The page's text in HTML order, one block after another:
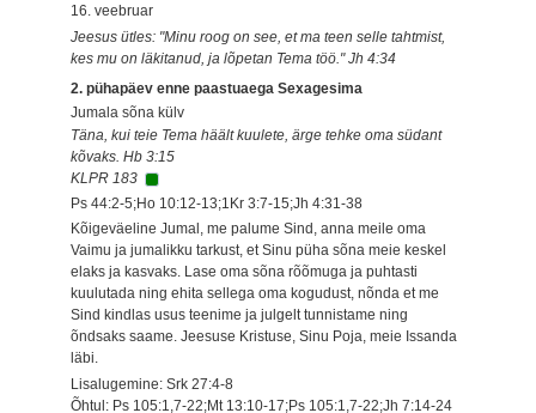
16. veebruar
Jeesus ütles: "Minu roog on see, et ma teen selle tahtmist,
kes mu on läkitanud, ja lõpetan Tema töö." Jh 4:34
2. pühapäev enne paastuaega Sexagesima
Jumala sõna külv
Täna, kui teie Tema häält kuulete, ärge tehke oma südant
kõvaks. Hb 3:15
KLPR 183
Ps 44:2-5;Ho 10:12-13;1Kr 3:7-15;Jh 4:31-38
Kõigeväeline Jumal, me palume Sind, anna meile oma
Vaimu ja jumalikku tarkust, et Sinu püha sõna meie keskel
elaks ja kasvaks. Lase oma sõna rõõmuga ja puhtasti
kuulutada ning ehita sellega oma kogudust, nõnda et me
Sind kindlas usus teenime ja julgelt tunnistame ning
õndsaks saame. Jeesuse Kristuse, Sinu Poja, meie Issanda
läbi.
Lisalugemine: Srk 27:4-8
Õhtul: Ps 105:1,7-22;Mt 13:10-17;Ps 105:1,7-22;Jh 7:14-24